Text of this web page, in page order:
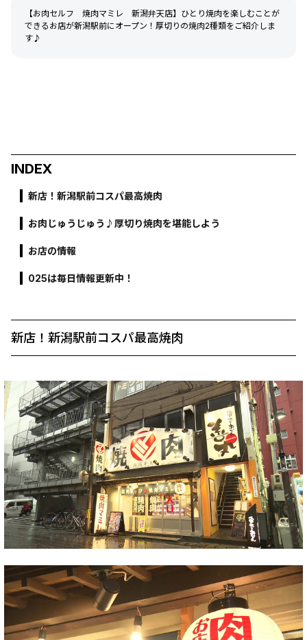
【お肉セルフ 焼肉マミレ 新潟弁天店】ひとり焼肉を楽しむことが
できるお店が新潟駅前にオープン！厚切りの焼肉2種類をご紹介しま
す♪
INDEX
新店！新潟駅前コスパ最高焼肉
お肉じゅうじゅう♪厚切り焼肉を堪能しよう
お店の情報
025は毎日情報更新中！
新店！新潟駅前コスパ最高焼肉